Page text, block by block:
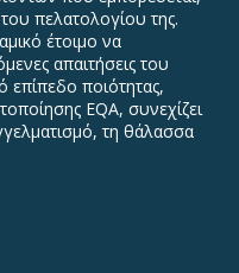
πελατολογίου της.
έτοιμο να
απαιτήσεις του
ποιότητας,
EQA, συνεχίζει
τη θάλασσα